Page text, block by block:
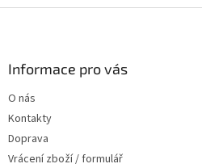
v
Informace pro vás
O nás
Kontakty
Doprava
Vrácení zboží / formulář